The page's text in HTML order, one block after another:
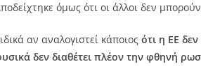
όμως ότι οι άλλοι δεν
αν αναλογιστεί κάποιος ότι η ΕΕ
δεν διαθέτει πλέον την φθηνή